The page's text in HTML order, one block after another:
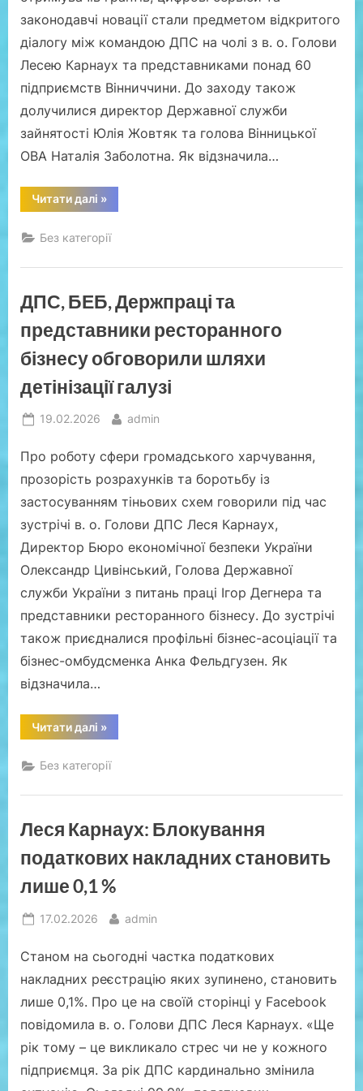
законодавчі новації стали предметом відкритого
діалогу між командою ДПС на чолі з в. о. Голови
Лесею Карнаух та представниками понад 60
підприємств Вінниччини. До заходу також
долучилися директор Державної служби
зайнятості Юлія Жовтяк та голова Вінницької
ОВА Наталія Заболотна. Як відзначила…
Читати далі “Леся
Карнаух
діалог
із
Вінниччини
і
блокування
та
презентувала
сервіс
підтримки
грантоотримувачів”
»
Без категорії
ДПС, БЕБ, Держпраці та
представники ресторанного
бізнесу обговорили шляхи
детінізації галузі
Posted
19.02.2026 By
admin
Про роботу сфери громадського харчування,
прозорість розрахунків та боротьбу із
застосуванням тіньових схем говорили під час
зустрічі в. о. Голови ДПС Леся Карнаух,
Директор Бюро економічної безпеки України
Олександр Цивінський, Голова Державної
служби України з питань праці Ігор Дегнера та
представники ресторанного бізнесу. До зустрічі
також приєдналися профільні бізнес-асоціації та
бізнес-омбудсменка Анка Фельдгузен. Як
відзначила…
Читати далі “ДПС,
БЕБ,
та
представники
бізнесу
детінізації
галузі”
»
Без категорії
Леся Карнаух: Блокування
податкових накладних становить
лише 0,1 %
Posted
17.02.2026 By
admin
Станом на сьогодні частка податкових
накладних реєстрацію яких зупинено, становить
лише 0,1%. Про це на своїй сторінці у Facebook
повідомила в. о. Голови ДПС Леся Карнаух. «Ще
рік тому – це викликало стрес чи не у кожного
підприємця. За рік ДПС кардинально змінила